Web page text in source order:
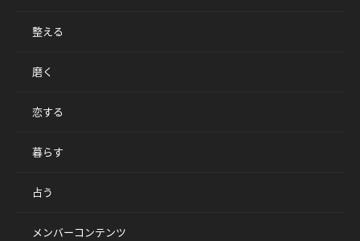
整える
磨く
恋する
暮らす
占う
メンバーコンテンツ